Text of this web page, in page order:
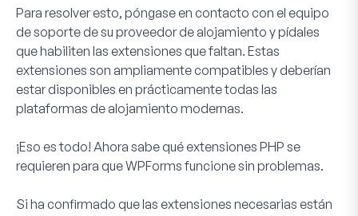
Para resolver esto, póngase en contacto con el equipo
de soporte de su proveedor de alojamiento y pídales
que habiliten las extensiones que faltan. Estas
extensiones son ampliamente compatibles y deberían
estar disponibles en prácticamente todas las
plataformas de alojamiento modernas.
¡Eso es todo! Ahora sabe qué extensiones PHP se
requieren para que WPForms funcione sin problemas.
Si ha confirmado que las extensiones necesarias están